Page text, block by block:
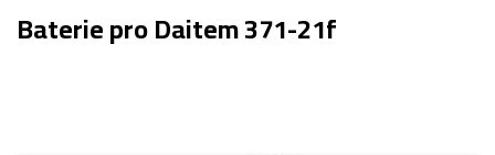
Baterie pro Daitem 371-21f